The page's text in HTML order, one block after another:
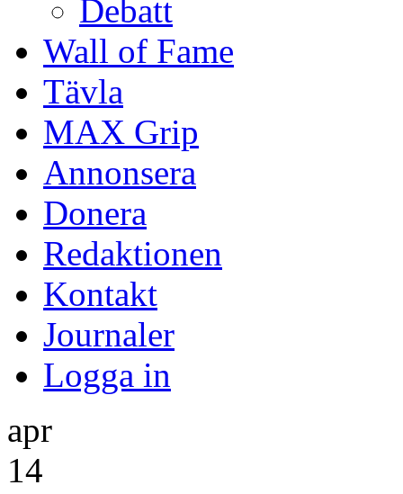
Debatt
Wall of Fame
Tävla
MAX Grip
Annonsera
Donera
Redaktionen
Kontakt
Journaler
Logga in
apr
14